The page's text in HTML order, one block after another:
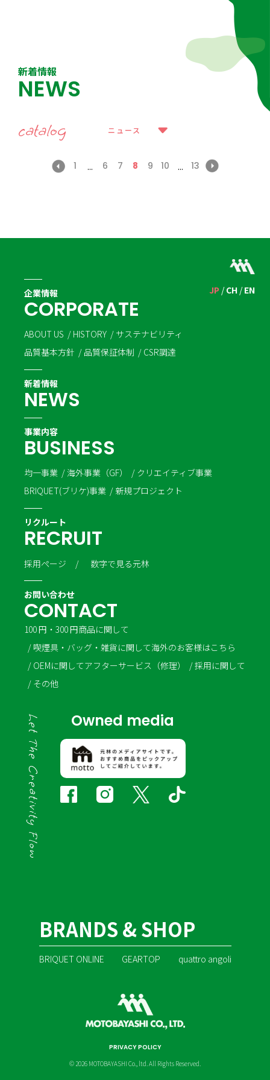
新着情報
NEWS
catalog ニュース
1 ... 6 7 8 9 10 ... 13
JP CH EN
企業情報
CORPORATE
ABOUT US HISTORY
サステナビリティ
品質基本方針
品質保証体制 CSR調達
新着情報
NEWS
事業内容
BUSINESS
均一事業 海外事業（GF）
クリエイティブ事業
BRIQUET(ブリケ)事業
新規プロジェクト
リクルート
RECRUIT
採用ページ 数字で見る元林
お問い合わせ
CONTACT
100 円・300 円商品に関して
喫煙具・バッグ・雑貨に関して海外のお客様はこちら
OEMに関してアフターサービス（修理）
採用に関して
その他
Owned media
BRANDS & SHOP
BRIQUET ONLINE GEARTOP quattro angoli
PRIVACY POLICY
© 2026 MOTOBAYASHI Co., ltd. All Rights Reserved.